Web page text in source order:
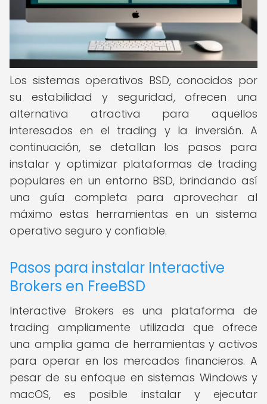
Los sistemas operativos BSD, conocidos por
su estabilidad y seguridad, ofrecen una
alternativa atractiva para aquellos
interesados en el trading y la inversión. A
continuación, se detallan los pasos para
instalar y optimizar plataformas de trading
populares en un entorno BSD, brindando así
una guía completa para aprovechar al
máximo estas herramientas en un sistema
operativo seguro y confiable.
Pasos para instalar Interactive
Brokers en FreeBSD
Interactive Brokers es una plataforma de
trading ampliamente utilizada que ofrece
una amplia gama de herramientas y activos
para operar en los mercados financieros. A
pesar de su enfoque en sistemas Windows y
macOS, es posible instalar y ejecutar